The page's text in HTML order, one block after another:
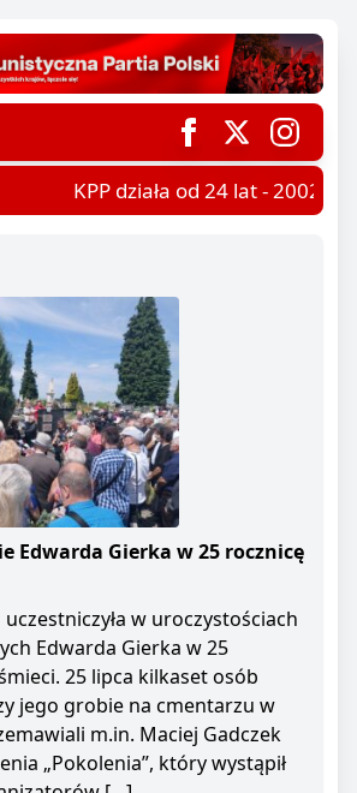
KPP działa od 24 lat - 2002-
Edwarda Gierka w 25 rocznicę
uczestniczyła w uroczystościach
Edwarda Gierka w 25
25 lipca kilkaset osób
jego grobie na cmentarzu w
m.in. Maciej Gadczek
„Pokolenia”, który wystąpił